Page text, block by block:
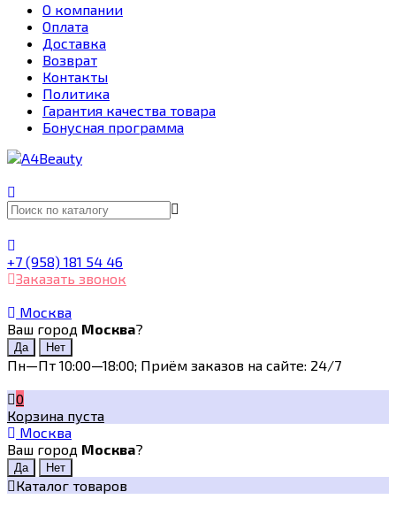
О компании
Оплата
Доставка
Возврат
Контакты
Политика
Гарантия качества товара
Бонусная программа
+7 (958) 181 54 46
Заказать звонок
Москва
Ваш город Москва?
Пн—Пт 10:00—18:00; Приём заказов на сайте: 24/7
0
Корзина пуста
Москва
Ваш город Москва?
Каталог товаров